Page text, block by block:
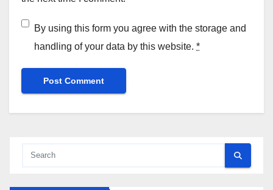
By using this form you agree with the storage and
handling of your data by this website. *